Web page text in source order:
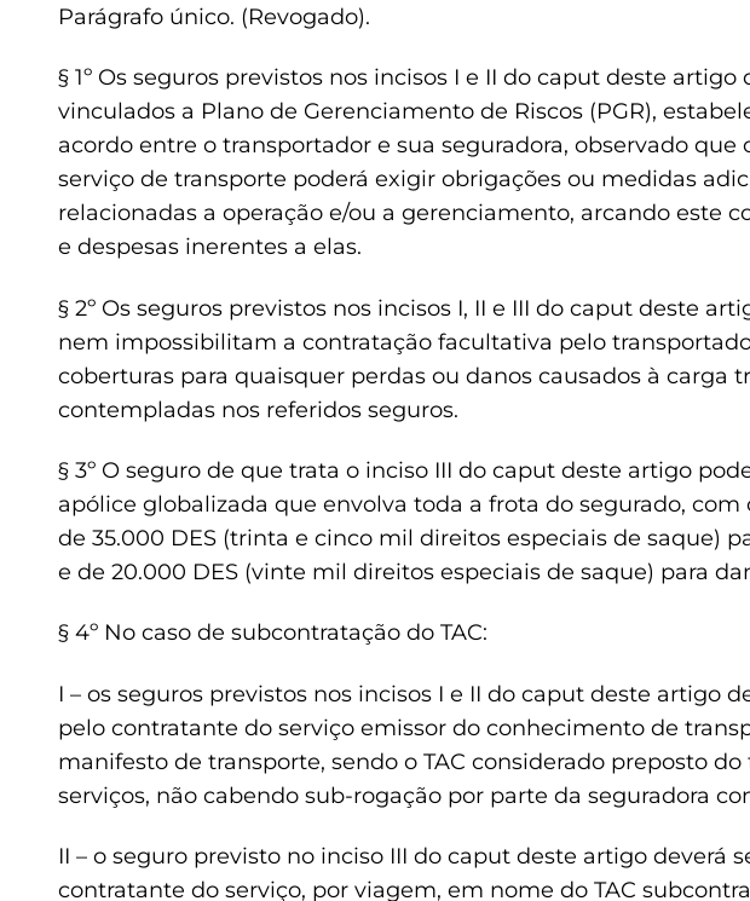
Parágrafo único. (Revogado).
§ 1º Os seguros previstos nos incisos I e II do caput deste artigo
vinculados a Plano de Gerenciamento de Riscos (PGR),
acordo entre o transportador e sua seguradora, observado que
serviço de transporte poderá exigir obrigações ou medidas
relacionadas a operação e/ou a gerenciamento, arcando este
e despesas inerentes a elas.
§ 2º Os seguros previstos nos incisos I, II e III do caput deste
nem impossibilitam a contratação facultativa pelo
coberturas para quaisquer perdas ou danos causados à carga
contempladas nos referidos seguros.
§ 3º O seguro de que trata o inciso III do caput deste artigo
apólice globalizada que envolva toda a frota do segurado,
de 35.000 DES (trinta e cinco mil direitos especiais de saque)
e de 20.000 DES (vinte mil direitos especiais de saque) para
§ 4º No caso de subcontratação do TAC:
I – os seguros previstos nos incisos I e II do caput deste artigo
pelo contratante do serviço emissor do conhecimento de
manifesto de transporte, sendo o TAC considerado preposto
serviços, não cabendo sub-rogação por parte da seguradora
II – o seguro previsto no inciso III do caput deste artigo deverá
contratante do serviço, por viagem, em nome do TAC